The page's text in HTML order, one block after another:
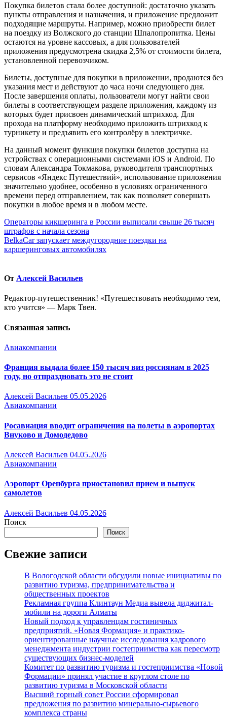
Покупка билетов стала более доступной: достаточно указать
пункты отправления и назначения, и приложение предложит
подходящие маршруты. Например, можно приобрести билет
на поездку из Волжского до станции Шпалопропитка. Цены
остаются на уровне кассовых, а для пользователей
приложения предусмотрена скидка 2,5% от стоимости билета,
установленной перевозчиком.
Билеты, доступные для покупки в приложении, продаются без
указания мест и действуют до часа ночи следующего дня.
После завершения оплаты, пользователи могут найти свои
билеты в соответствующем разделе приложения, каждому из
которых будет присвоен динамический штрихкод. Для
прохода на платформу необходимо приложить штрихкод к
турникету и предъявить его контролёру в электричке.
На данный момент функция покупки билетов доступна на
устройствах с операционными системами iOS и Android. По
словам Александра Токмакова, руководителя транспортных
сервисов «Яндекс Путешествий», использование приложения
значительно удобнее, особенно в условиях ограниченного
времени перед отправлением, так как позволяет совершать
покупки в любое время и в любом месте.
Навигация
по
записям
Операторы кикшеринга в России выписали свыше 26 тысяч
штрафов с начала сезона
BelkaCar запускает междугородние поездки на
каршеринговых автомобилях
От Алексей Васильев
Редактор-путешественник! «Путешествовать необходимо тем,
кто учится» — Марк Твен.
Связанная запись
Авиакомпании
Франция выдала более 150 тысяч виз россиянам в 2025
году, но отпраздновать это не стоит
Алексей Васильев 05.05.2026
Авиакомпании
Росавиация вводит ограничения на полеты в аэропортах
Внуково и Домодедово
Алексей Васильев 04.05.2026
Авиакомпании
Аэропорт Оренбурга приостановил прием и выпуск
самолетов
Алексей Васильев 04.05.2026
Поиск
Поиск
Свежие записи
В Вологодской области обсудили новые инициативы по
развитию туризма, предпринимательства и
общественных проектов
Рекламная группа Клинтаун Медиа вывела диджитал-
мобили на дороги Алматы
Новый подход к управленцам гостиничных
предприятий. «Новая Формация» и практико-
ориентированные научные исследования кадрового
менеджмента индустрии гостеприимства как пересмотр
существующих бизнес-моделей
Комитет по развитию туризма и гостеприимства «Новой
Формации» принял участие в круглом столе по
развитию туризма в Московской области
Высший горный совет России сформировал
предложения по развитию минерально-сырьевого
комплекса страны